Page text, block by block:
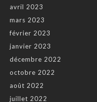
avril 2023
mars 2023
février 2023
janvier 2023
décembre 2022
octobre 2022
août 2022
juillet 2022